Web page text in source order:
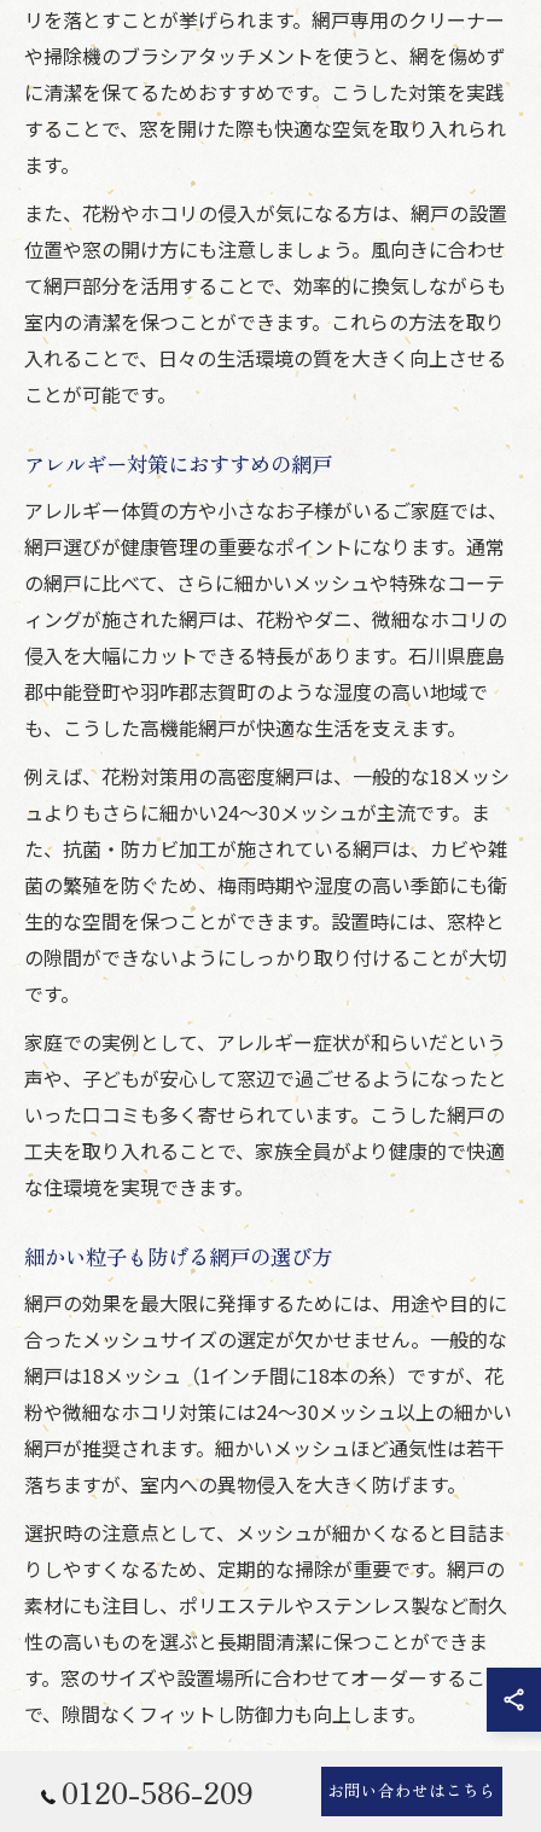
リを落とすことが挙げられます。網戸専用のクリーナー
や掃除機のブラシアタッチメントを使うと、網を傷めず
に清潔を保てるためおすすめです。こうした対策を実践
することで、窓を開けた際も快適な空気を取り入れられ
ます。
また、花粉やホコリの侵入が気になる方は、網戸の設置
位置や窓の開け方にも注意しましょう。風向きに合わせ
て網戸部分を活用することで、効率的に換気しながらも
室内の清潔を保つことができます。これらの方法を取り
入れることで、日々の生活環境の質を大きく向上させる
ことが可能です。
アレルギー対策におすすめの網戸
アレルギー体質の方や小さなお子様がいるご家庭では、
網戸選びが健康管理の重要なポイントになります。通常
の網戸に比べて、さらに細かいメッシュや特殊なコーテ
ィングが施された網戸は、花粉やダニ、微細なホコリの
侵入を大幅にカットできる特長があります。石川県鹿島
郡中能登町や羽咋郡志賀町のような湿度の高い地域で
も、こうした高機能網戸が快適な生活を支えます。
例えば、花粉対策用の高密度網戸は、一般的な18メッシ
ュよりもさらに細かい24〜30メッシュが主流です。ま
た、抗菌・防カビ加工が施されている網戸は、カビや雑
菌の繁殖を防ぐため、梅雨時期や湿度の高い季節にも衛
生的な空間を保つことができます。設置時には、窓枠と
の隙間ができないようにしっかり取り付けることが大切
です。
家庭での実例として、アレルギー症状が和らいだという
声や、子どもが安心して窓辺で過ごせるようになったと
いった口コミも多く寄せられています。こうした網戸の
工夫を取り入れることで、家族全員がより健康的で快適
な住環境を実現できます。
細かい粒子も防げる網戸の選び方
網戸の効果を最大限に発揮するためには、用途や目的に
合ったメッシュサイズの選定が欠かせません。一般的な
網戸は18メッシュ（1インチ間に18本の糸）ですが、花
粉や微細なホコリ対策には24〜30メッシュ以上の細かい
網戸が推奨されます。細かいメッシュほど通気性は若干
落ちますが、室内への異物侵入を大きく防げます。
選択時の注意点として、メッシュが細かくなると目詰ま
りしやすくなるため、定期的な掃除が重要です。網戸の
素材にも注目し、ポリエステルやステンレス製など耐久
性の高いものを選ぶと長期間清潔に保つことができま
す。窓のサイズや設置場所に合わせてオーダーすること
で、隙間なくフィットし防御力も向上します。
具体的には、ペットの毛やPM2.5などの超微粒子に対応
した特殊網戸も発売されており、家族の健康や室内の快
0120-586-209 お問い合わせはこちら